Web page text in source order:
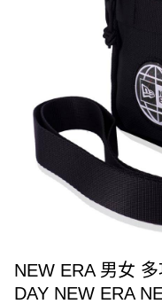
NEW ERA 男女
DAY NEW ERA